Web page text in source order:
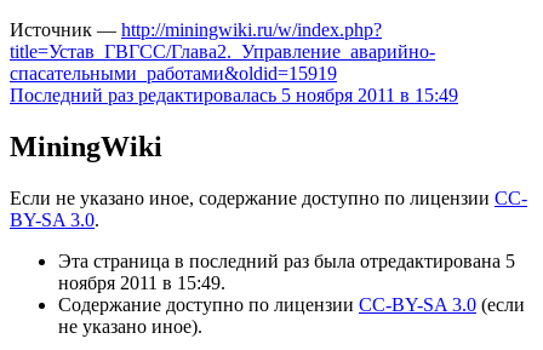
Источник — http://miningwiki.ru/w/index.php?
title=Устав_ГВГСС/Глава2._Управление_аварийно-
спасательными_работами&oldid=15919
Последний раз редактировалась 5 ноября 2011 в 15:49
MiningWiki
Если не указано иное, содержание доступно по лицензии CC-
BY-SA 3.0.
Эта страница в последний раз была отредактирована 5
ноября 2011 в 15:49.
Содержание доступно по лицензии CC-BY-SA 3.0 (если
не указано иное).